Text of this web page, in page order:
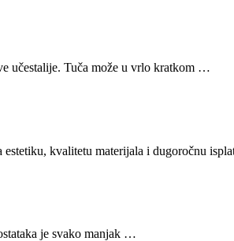
učestalije. Tuča može u vrlo kratkom …
estetiku, kvalitetu materijala i dugoročnu
je svako manjak …